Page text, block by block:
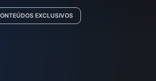
EXCLUSIVOS